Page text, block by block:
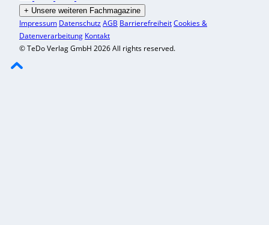
+ Unsere weiteren Fachmagazine
Impressum DatenschutzAGB BarrierefreiheitCookies &
Datenverarbeitung Kontakt
© TeDo Verlag GmbH 2026 All rights reserved.